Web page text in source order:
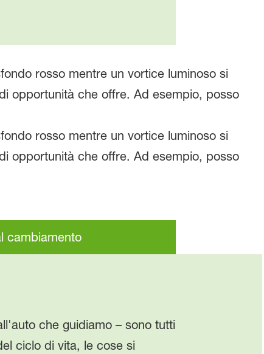
cambiamento
che guidiamo – sono tutti
ciclo di vita, le cose si